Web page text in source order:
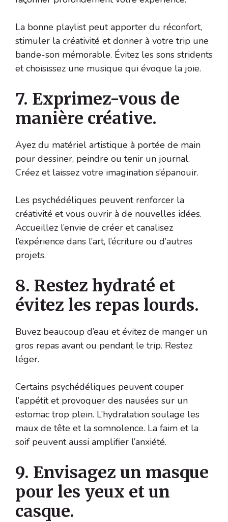
La bonne playlist peut apporter du réconfort,
stimuler la créativité et donner à votre trip une
bande-son mémorable. Évitez les sons stridents
et choisissez une musique qui évoque la joie.
7. Exprimez-vous de
manière créative.
Ayez du matériel artistique à portée de main
pour dessiner, peindre ou tenir un journal.
Créez et laissez votre imagination s’épanouir.
Les psychédéliques peuvent renforcer la
créativité et vous ouvrir à de nouvelles idées.
Accueillez l’envie de créer et canalisez
l’expérience dans l’art, l’écriture ou d’autres
projets.
8. Restez hydraté et
évitez les repas lourds.
Buvez beaucoup d’eau et évitez de manger un
gros repas avant ou pendant le trip. Restez
léger.
Certains psychédéliques peuvent couper
l’appétit et provoquer des nausées sur un
estomac trop plein. L’hydratation soulage les
maux de tête et la somnolence. La faim et la
soif peuvent aussi amplifier l’anxiété.
9. Envisagez un masque
pour les yeux et un
casque.